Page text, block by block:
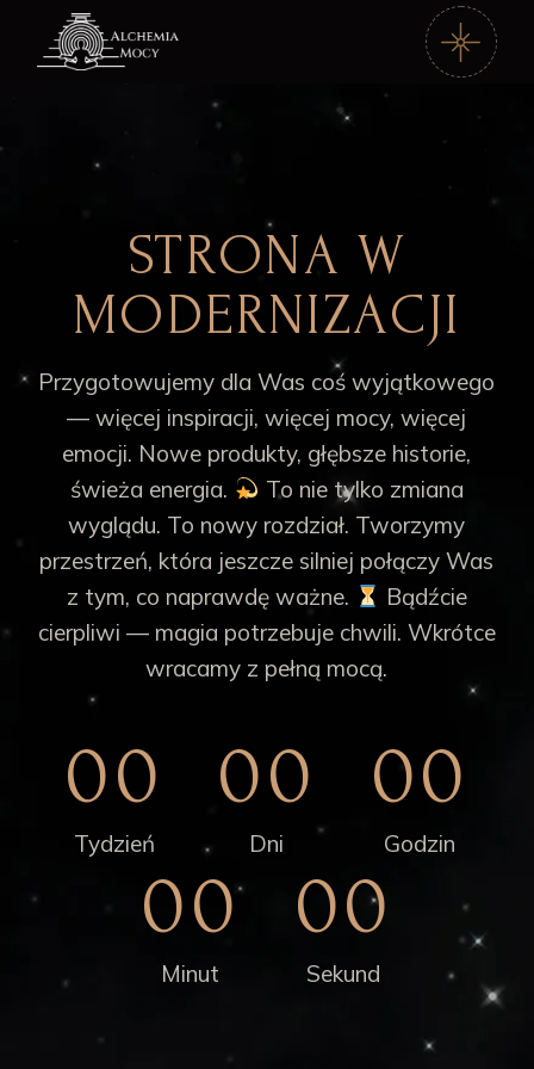
STRONA W
MODERNIZACJI
Przygotowujemy dla Was coś wyjątkowego
— więcej inspiracji, więcej mocy, więcej
emocji. Nowe produkty, głębsze historie,
świeża energia.
To nie tylko zmiana
wyglądu. To nowy rozdział. Tworzymy
przestrzeń, która jeszcze silniej połączy Was
z tym, co naprawdę ważne.
Bądźcie
cierpliwi — magia potrzebuje chwili. Wkrótce
wracamy z pełną mocą.
00
Tydzień
00
Dni
00
Godzin
00
Minut
00
Sekund